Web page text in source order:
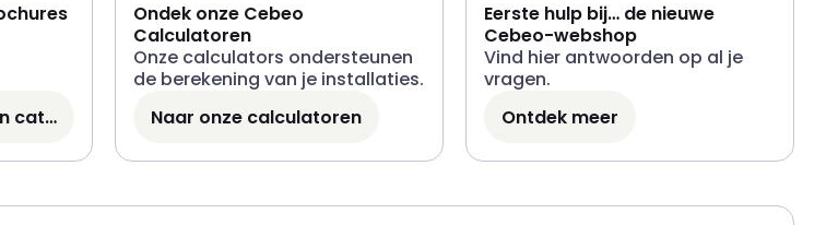
Bekijk alle brochures en catalogi
Ondek onze Cebeo
Calculatoren
Onze calculators ondersteunen
de berekening van je installaties.
Naar onze calculatoren
Eerste hulp bij… de nieuwe
Cebeo-webshop
Vind hier antwoorden op al je
vragen.
Ontdek meer